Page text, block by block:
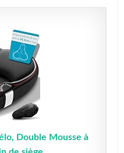
Double Mousse à